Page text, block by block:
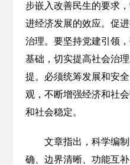
步嵌入改善民生的要求
进经济发展的效应。促
治理。要坚持党建引领
基础，切实提高社会治
提。必须统筹发展和安
观，不断增强经济和社
和社会稳定。
文章指出，科学编制
确、边界清晰、功能互